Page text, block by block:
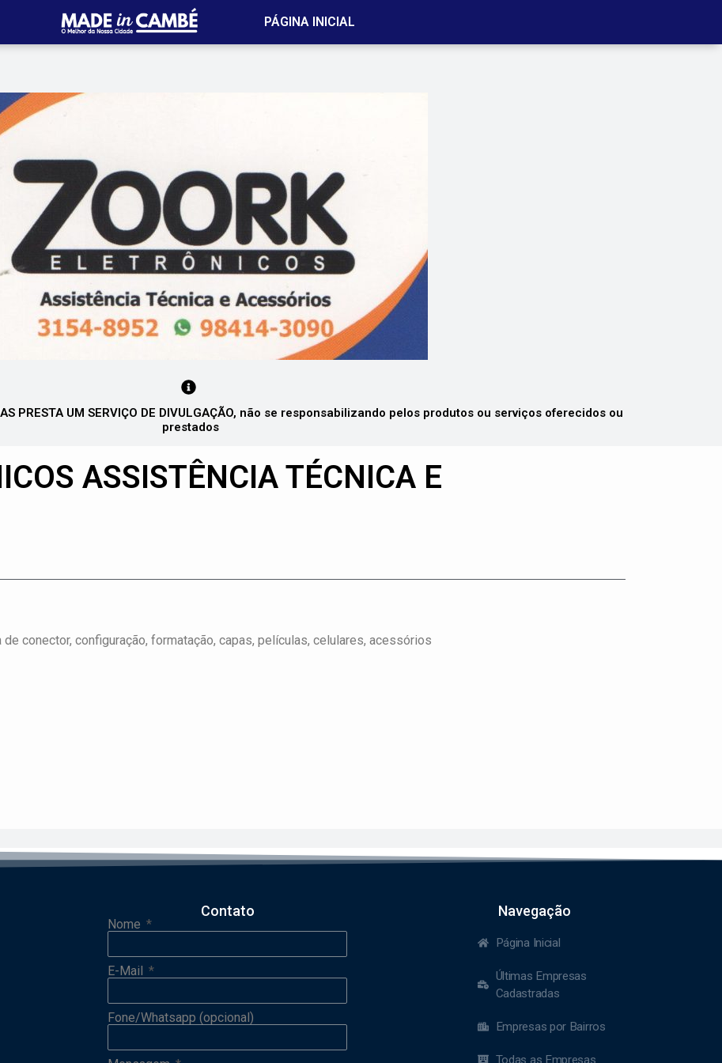
PÁGINA INICIAL
PRESTA UM SERVIÇO DE DIVULGAÇÃO, não se responsabilizando pelos produtos ou serviços oferecidos ou
prestados
ASSISTÊNCIA TÉCNICA E
conector, configuração, formatação, capas, películas, celulares, acessórios
Contato
Nome
E-Mail
Fone/Whatsapp (opcional)
Navegação
Página Inicial
Últimas Empresas
Cadastradas
Empresas por Bairros
Todas as Empresas